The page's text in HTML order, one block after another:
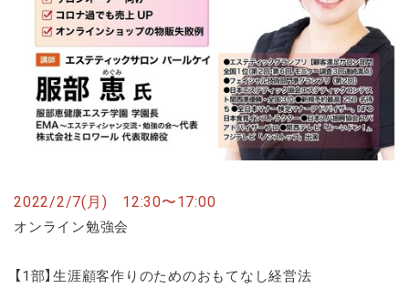
2022/2/7(月) 12:30〜17:00
オンライン勉強会
【1部】生涯顧客作りのためのおもてなし経営法